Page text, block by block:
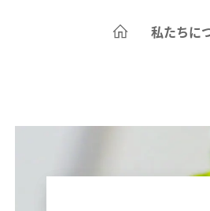
私たちに